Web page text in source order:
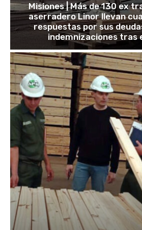
Misiones | Más de 130 ex
aserradero Linor llevan
respuestas por sus
indemnizaciones tras